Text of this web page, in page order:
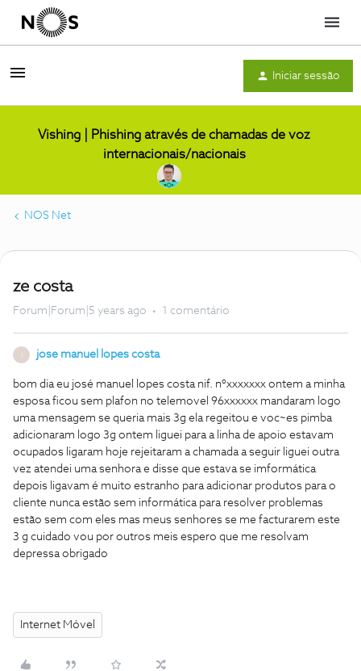
Menu
Iniciar sessão
Vishing | Phishing através de chamadas de voz
internacionais/nacionais
NOS Net
ze costa
Forum|Forum|5 years ago 1 comentário
jose manuel lopes costa
bom dia eu josé manuel lopes costa nif. nºxxxxxxx ontem a minha
esposa ficou sem plafon no telemovel 96xxxxxx mandaram logo
uma mensagem se queria mais 3g ela regeitou e voc~es pimba
adicionaram logo 3g ontem liguei para a linha de apoio estavam
ocupados ligaram hoje rejeitaram a chamada a seguir liguei outra
vez atendei uma senhora e disse que estava se imformática
depois ligavam é muito estranho para adicionar produtos para o
cliente nunca estão sem informática para resolver problemas
estão sem com eles mas meus senhores se me facturarem este
3 g cuidado vou por outros meis espero que me resolvam
depressa obrigado
Internet Móvel